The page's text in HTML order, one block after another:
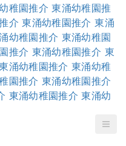
稚園推介 東涌幼稚園推
介 東涌幼稚園推介 東涌
幼稚園推介 東涌幼稚園
推介 東涌幼稚園推介 東
涌幼稚園推介 東涌幼稚
園推介 東涌幼稚園推介
東涌幼稚園推介 東涌幼